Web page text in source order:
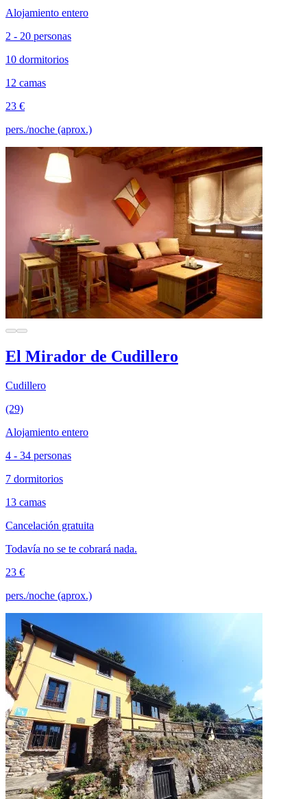
Alojamiento entero
2 - 20 personas
10 dormitorios
12 camas
23 €
pers./noche (aprox.)
El Mirador de Cudillero
Cudillero
(29)
Alojamiento entero
4 - 34 personas
7 dormitorios
13 camas
Cancelación gratuita
Todavía no se te cobrará nada.
23 €
pers./noche (aprox.)